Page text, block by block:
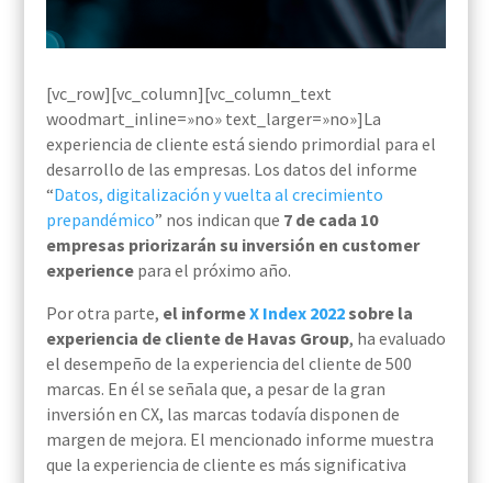
[vc_row][vc_column][vc_column_text
woodmart_inline=»no» text_larger=»no»]La
experiencia de cliente está siendo primordial para el
desarrollo de las empresas. Los datos del informe
“Datos, digitalización y vuelta al crecimiento
prepandémico” nos indican que 7 de cada 10
empresas priorizarán su inversión en customer
experiencepara el próximo año.
Por otra parte, el informeX Index 2022sobre la
experiencia de cliente de Havas Group, ha evaluado
el desempeño de la experiencia del cliente de 500
marcas. En él se señala que, a pesar de la gran
inversión en CX, las marcas todavía disponen de
margen de mejora. El mencionado informe muestra
que la experiencia de cliente es más significativa